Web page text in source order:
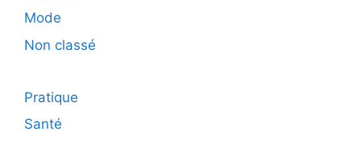
Mode
Non classé
Pratique
Santé